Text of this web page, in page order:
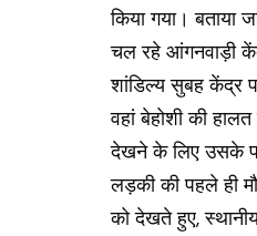
किया गया। बताया
चल रहे आंगनवाड़ी
शांडिल्य सुबह केंद्र
वहां बेहोशी की
देखने के लिए उसके
लड़की की पहले ही
को देखते हुए,